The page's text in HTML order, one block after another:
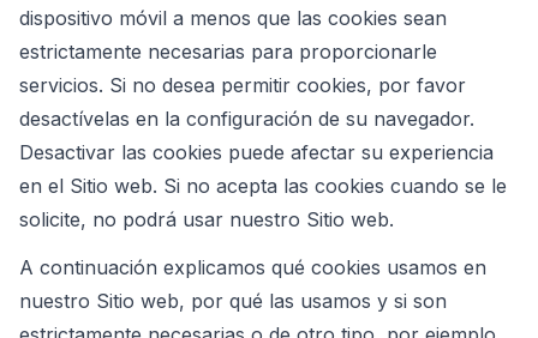
dispositivo móvil a menos que las cookies sean
estrictamente necesarias para proporcionarle
servicios. Si no desea permitir cookies, por favor
desactívelas en la configuración de su navegador.
Desactivar las cookies puede afectar su experiencia
en el Sitio web. Si no acepta las cookies cuando se le
solicite, no podrá usar nuestro Sitio web.
A continuación explicamos qué cookies usamos en
nuestro Sitio web, por qué las usamos y si son